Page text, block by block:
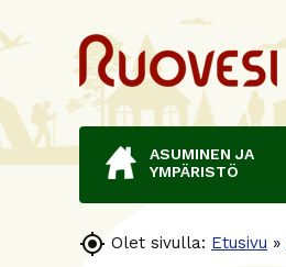
ASUMINEN JA
YMPÄRISTÖ
 Olet sivulla: Etusivu »